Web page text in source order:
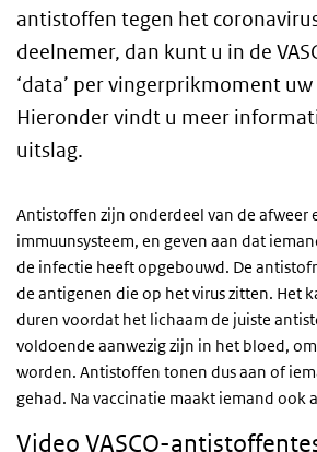
antistoffen tegen het
deelnemer, dan kunt u in de
‘data’ per vingerprikmoment
Hieronder vindt u meer
uitslag.
Antistoffen zijn onderdeel van de afweer
immuunsysteem, en geven aan dat
de infectie heeft opgebouwd. De
de antigenen die op het virus zitten. Het
duren voordat het lichaam de juiste
voldoende aanwezig zijn in het bloed,
worden. Antistoffen tonen dus aan of
gehad. Na vaccinatie maakt iemand ook
Video VASCO-